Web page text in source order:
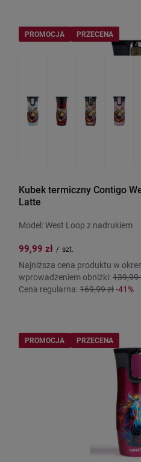
PROMOCJA PRZECENA
Kubek termiczny Contigo
Latte
Model: West Loop z nadrukiem
99,99 zł / szt.
Najniższa cena produktu w
wprowadzeniem obniżki:139,99
Cena regularna:169,99 zł-41%
PROMOCJA PRZECENA